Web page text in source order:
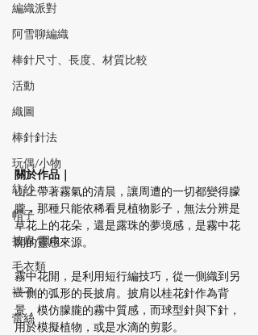
編織派對
阿雪聊編織
棒針尺寸、長度、材質比較
活動
織圖
棒針針法
玩偶/小物
紡紗
帽子
披肩/圍巾
毛衣類
襪子
蕾絲
關於作品｜
山上帶著霧氣的清晨，讓周遭的一切都變得朦
朧，那種只能依稀看見植物影子，無法分辨是
草花上的花朵，還是露珠的夢境感，是霧中花
開的靈感來源。
霧中花開，是利用短行編技巧，從一側織到另
一側的弧形的長披肩。披肩以桂花針作為背
景，模仿朦朧的霧中質感，而球型針與下針，
用於模擬植物，或是水滴的剪影。